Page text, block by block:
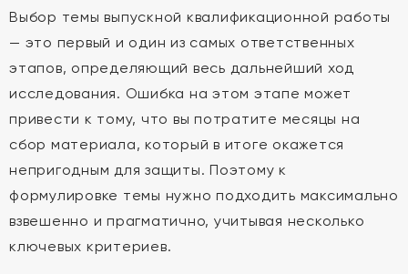
Выбор темы выпускной квалификационной работы
— это первый и один из самых ответственных
этапов, определяющий весь дальнейший ход
исследования. Ошибка на этом этапе может
привести к тому, что вы потратите месяцы на
сбор материала, который в итоге окажется
непригодным для защиты. Поэтому к
формулировке темы нужно подходить максимально
взвешенно и прагматично, учитывая несколько
ключевых критериев.